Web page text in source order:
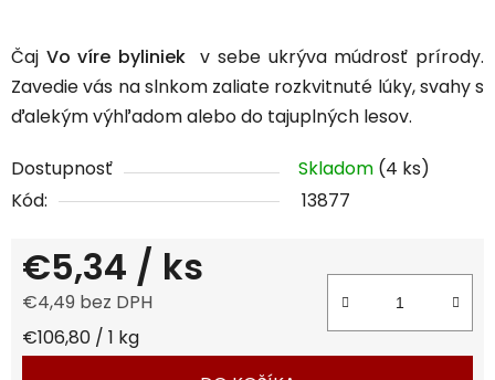
Čaj Vo víre byliniek v sebe ukrýva múdrosť prírody.
Zavedie vás na slnkom zaliate rozkvitnuté lúky, svahy s
ďalekým výhľadom alebo do tajuplných lesov.
Dostupnosť Skladom (4 ks)
Kód:
13877
€5,34 / ks
€4,49 bez DPH
Jednotková cena:
€106,80 / 1 kg